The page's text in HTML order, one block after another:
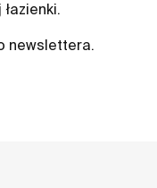
newslettera.